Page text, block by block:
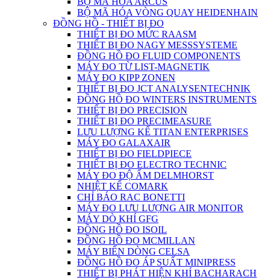
BỘ MÃ HÓA VÒNG QUAY HEIDENHAIN
ĐỒNG HỒ - THIẾT BỊ ĐO
THIẾT BỊ ĐO MỨC RAASM
THIẾT BỊ ĐO NAGY MESSSYSTEME
ĐỒNG HỒ ĐO FLUID COMPONENTS
MÁY ĐO TỪ LIST-MAGNETIK
MÁY ĐO KIPP ZONEN
THIẾT BỊ ĐO JCT ANALYSENTECHNIK
ĐỒNG HỒ ĐO WINTERS INSTRUMENTS
THIẾT BỊ ĐO PRECISION
THIẾT BỊ ĐO PRECIMEASURE
LƯU LƯỢNG KẾ TITAN ENTERPRISES
MÁY ĐO GALAXAIR
THIẾT BỊ ĐO FIELDPIECE
THIẾT BỊ ĐO ELECTRO TECHNIC
MÁY ĐO ĐỘ ẨM DELMHORST
NHIỆT KẾ COMARK
CHỈ BÁO RAC BONETTI
MÁY ĐO LƯU LƯỢNG AIR MONITOR
MÁY DÒ KHÍ GFG
ĐỒNG HỒ ĐO ISOIL
ĐỒNG HỒ ĐO MCMILLAN
MÁY BIẾN DÒNG CELSA
ĐỒNG HỒ ĐO ÁP SUẤT MINIPRESS
THIẾT BỊ PHÁT HIỆN KHÍ BACHARACH